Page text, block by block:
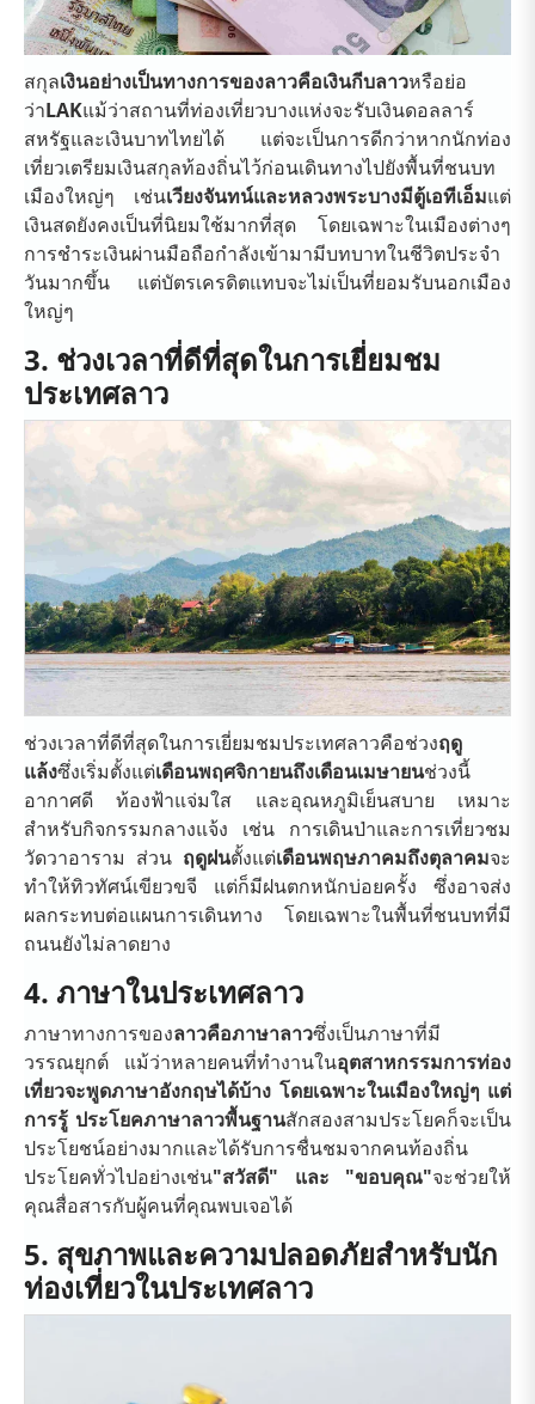
สกุลเงินอย่างเป็นทางการของลาวคือเงินกีบลาวหรือย่อ
ว่าLAKแม้ว่าสถานที่ท่องเที่ยวบางแห่งจะรับเงินดอลลาร์
สหรัฐและเงินบาทไทยได้ แต่จะเป็นการดีกว่าหากนักท่อง
เที่ยวเตรียมเงินสกุลท้องถิ่นไว้ก่อนเดินทางไปยังพื้นที่ชนบท
เมืองใหญ่ๆ เช่นเวียงจันทน์และหลวงพระบางมีตู้เอทีเอ็มแต่
เงินสดยังคงเป็นที่นิยมใช้มากที่สุด โดยเฉพาะในเมืองต่างๆ
การชำระเงินผ่านมือถือกำลังเข้ามามีบทบาทในชีวิตประจำ
วันมากขึ้น แต่บัตรเครดิตแทบจะไม่เป็นที่ยอมรับนอกเมือง
ใหญ่ๆ
3. ช่วงเวลาที่ดีที่สุดในการเยี่ยมชม
ประเทศลาว
ช่วงเวลาที่ดีที่สุดในการเยี่ยมชมประเทศลาวคือช่วงฤดู
แล้งซึ่งเริ่มตั้งแต่เดือนพฤศจิกายนถึงเดือนเมษายนช่วงนี้
อากาศดี ท้องฟ้าแจ่มใส และอุณหภูมิเย็นสบาย เหมาะ
สำหรับกิจกรรมกลางแจ้ง เช่น การเดินป่าและการเที่ยวชม
วัดวาอาราม ส่วน ฤดูฝนตั้งแต่เดือนพฤษภาคมถึงตุลาคมจะ
ทำให้ทิวทัศน์เขียวขจี แต่ก็มีฝนตกหนักบ่อยครั้ง ซึ่งอาจส่ง
ผลกระทบต่อแผนการเดินทาง โดยเฉพาะในพื้นที่ชนบทที่มี
ถนนยังไม่ลาดยาง
4. ภาษาในประเทศลาว
ภาษาทางการของลาวคือภาษาลาวซึ่งเป็นภาษาที่มี
วรรณยุกต์ แม้ว่าหลายคนที่ทำงานในอุตสาหกรรมการท่อง
เที่ยวจะพูดภาษาอังกฤษได้บ้าง โดยเฉพาะในเมืองใหญ่ๆ แต่
การรู้ ประโยคภาษาลาวพื้นฐานสักสองสามประโยคก็จะเป็น
ประโยชน์อย่างมากและได้รับการชื่นชมจากคนท้องถิ่น
ประโยคทั่วไปอย่างเช่น"สวัสดี" และ "ขอบคุณ"จะช่วยให้
คุณสื่อสารกับผู้คนที่คุณพบเจอได้
5. สุขภาพและความปลอดภัยสำหรับนัก
ท่องเที่ยวในประเทศลาว